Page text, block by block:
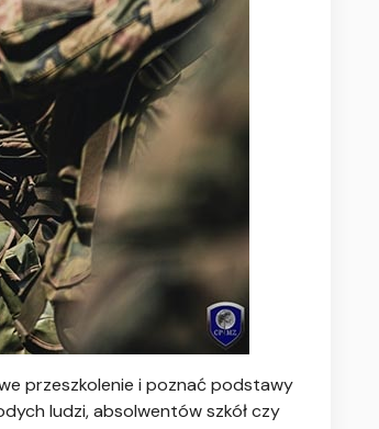
przeszkolenie i poznać podstawy
ludzi, absolwentów szkół czy